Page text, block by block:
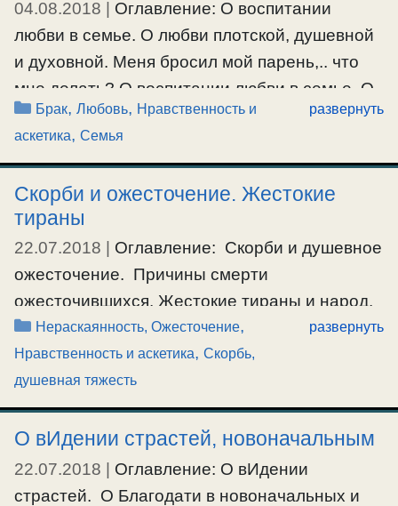
04.08.2018 | Оглавление: О воспитании
любви в семье. О любви плотской, душевной
и духовной. Меня бросил мой парень,.. что
мне делать? О воспитании любви в семье. О
любви плотской, душевной и духовной.
Аноним: Хотела спросить: если не
испытывает жена любви к мужу, как чувства,
то необходимо ли бежать от такого брака в
никуда? Потому что жизнь супружеская …
Ещё…
#брак,#любовь,#семья
Рубрики
Брак,Любовь, Нравственность и
аскетика, Семья
развернуть
Скорби и ожесточение. Жестокие
тираны
22.07.2018
Оглавление: Скорби и душевное
ожесточение. Причины смерти
ожесточившихся. Жестокие тираны и народ.
Скорби и душевное ожесточение Аноним:
Батюшка, а если всем людям, сильно
ожесточившимся в сердце своём, Бог пошлёт
сильные скорби, может быть есть шанс на
спасение ? О.Серафим: Восприятие скорбей
зависит от свободного произволения
человека. А сами по себе скорби не меняют
Рубрики
Нераскаянность, Ожесточение,
Нравственность и аскетика, Скорбь,
душевная тяжесть
развернуть
О вИдении страстей, новоначальным
22.07.2018
Оглавление: О вИдении
страстей. О Благодати в новоначальных и